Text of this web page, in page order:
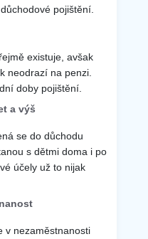
pojištění.
existuje, avšak
neodrazí na penzi.
doby pojištění.
a výš
se do důchodu
s dětmi doma i po
účely už to nijak
v nezaměstnanosti